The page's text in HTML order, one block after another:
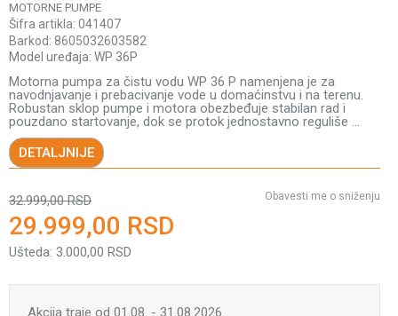
MOTORNE PUMPE
Šifra artikla: 041407
Barkod: 8605032603582
Model uređaja: WP 36P
Motorna pumpa za čistu vodu WP 36 P namenjena je za
navodnjavanje i prebacivanje vode u domaćinstvu i na terenu.
Robustan sklop pumpe i motora obezbeđuje stabilan rad i
pouzdano startovanje, dok se protok jednostavno reguliše ...
DETALJNIJE
32.999,00 RSD
29.999,00 RSD
Ušteda: 3.000,00 RSD
Obavesti me o sniženju
Akcija traje od 01.08. - 31.08.2026.